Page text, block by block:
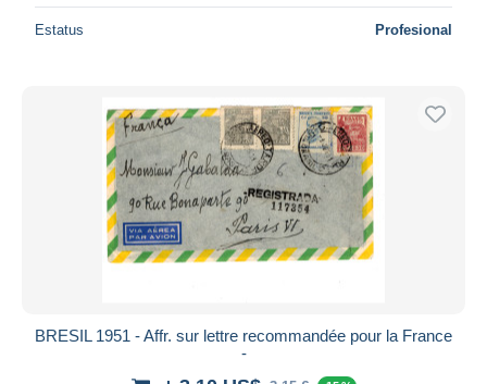
Estatus Profesional
BRESIL 1951 - Affr. sur lettre recommandée pour la France
-